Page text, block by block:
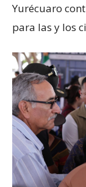
Yurécuaro
para las y los